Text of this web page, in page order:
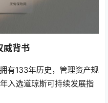
威背书
有133年历史，管理资产规
入选道琼斯可持续发展指